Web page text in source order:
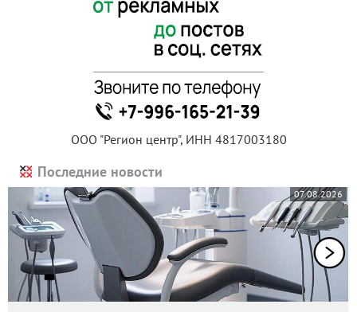
ООО "Регион центр", ИНН 4817003180
Последние новости
07.08.2026